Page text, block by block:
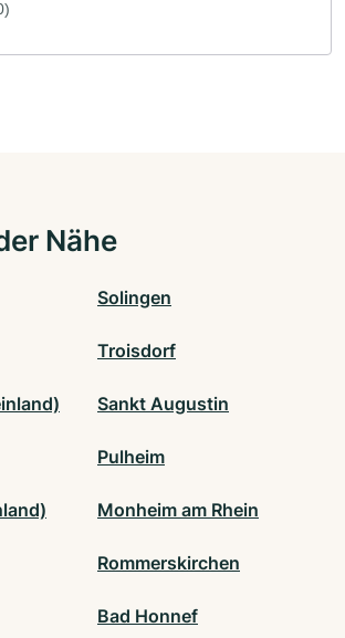
Nähe
Solingen
Troisdorf
Sankt Augustin
Pulheim
Monheim am Rhein
Rommerskirchen
Bad Honnef